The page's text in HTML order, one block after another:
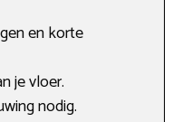
en korte
je vloer.
nodig.